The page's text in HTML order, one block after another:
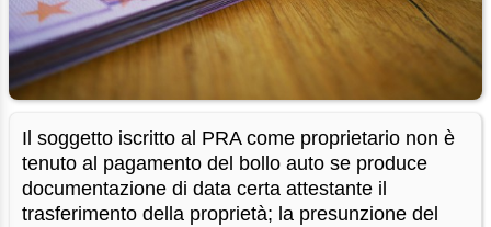
Il soggetto iscritto al PRA come proprietario non è
tenuto al pagamento del bollo auto se produce
documentazione di data certa attestante il
trasferimento della proprietà; la presunzione del